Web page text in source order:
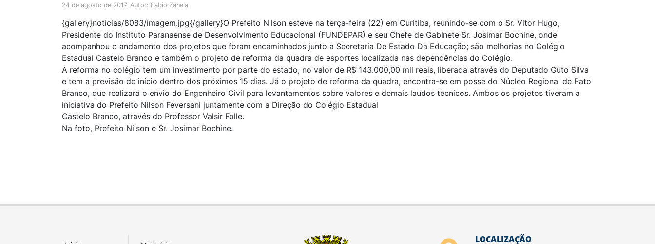
24 de agosto de 2017. Autor: Fabio Zanela
{gallery}noticias/8083/imagem.jpg{/gallery}O Prefeito Nilson esteve na terça-feira (22) em Curitiba, reunindo-se com o Sr. Vitor Hugo,
Presidente do Instituto Paranaense de Desenvolvimento Educacional (FUNDEPAR) e seu Chefe de Gabinete Sr. Josimar Bochine, onde
acompanhou o andamento dos projetos que foram encaminhados junto a Secretaria De Estado Da Educação; são melhorias no Colégio
Estadual Castelo Branco e também o projeto de reforma da quadra de esportes localizada nas dependências do Colégio.
A reforma no colégio tem um investimento por parte do estado, no valor de R$ 143.000,00 mil reais, liberada através do Deputado Guto Silva
e tem a previsão de início dentro dos próximos 15 dias. Já o projeto de reforma da quadra, encontra-se em posse do Núcleo Regional de Pato
Branco, que realizará o envio do Engenheiro Civil para levantamentos sobre valores e demais laudos técnicos. Ambos os projetos tiveram a
iniciativa do Prefeito Nilson Feversani juntamente com a Direção do Colégio Estadual
Castelo Branco, através do Professor Valsir Folle.
Na foto, Prefeito Nilson e Sr. Josimar Bochine.
LOCALIZAÇÃO